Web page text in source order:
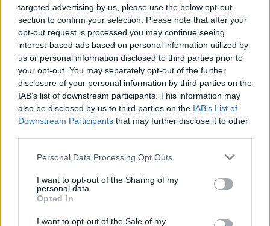
targeted advertising by us, please use the below opt-out
section to confirm your selection. Please note that after your
opt-out request is processed you may continue seeing
interest-based ads based on personal information utilized by
us or personal information disclosed to third parties prior to
your opt-out. You may separately opt-out of the further
disclosure of your personal information by third parties on the
IAB’s list of downstream participants. This information may
also be disclosed by us to third parties on the IAB’s List of
Downstream Participants that may further disclose it to other
Please note that this website/app uses one or more Google
not limited to your visit or usage behaviour. You may click to
grant or deny consent to Google and its third-party tags to
use your data for below specified purposes in below Google
consent section.
Personal Data Processing Opt Outs
I want to opt-out of the Sharing of my
personal data.
Opted In
I want to opt-out of the Sale of my
FLASH FOCUS